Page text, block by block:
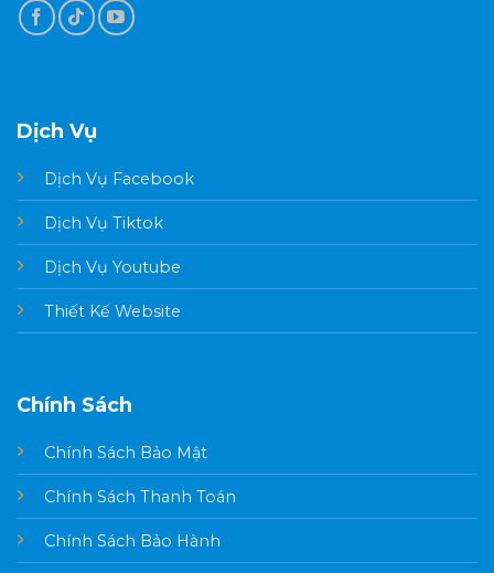
Dịch Vụ
Dịch Vụ Facebook
Dịch Vụ Tiktok
Dịch Vụ Youtube
Thiết Kế Website
Chính Sách
Chính Sách Bảo Mật
Chính Sách Thanh Toán
Chính Sách Bảo Hành